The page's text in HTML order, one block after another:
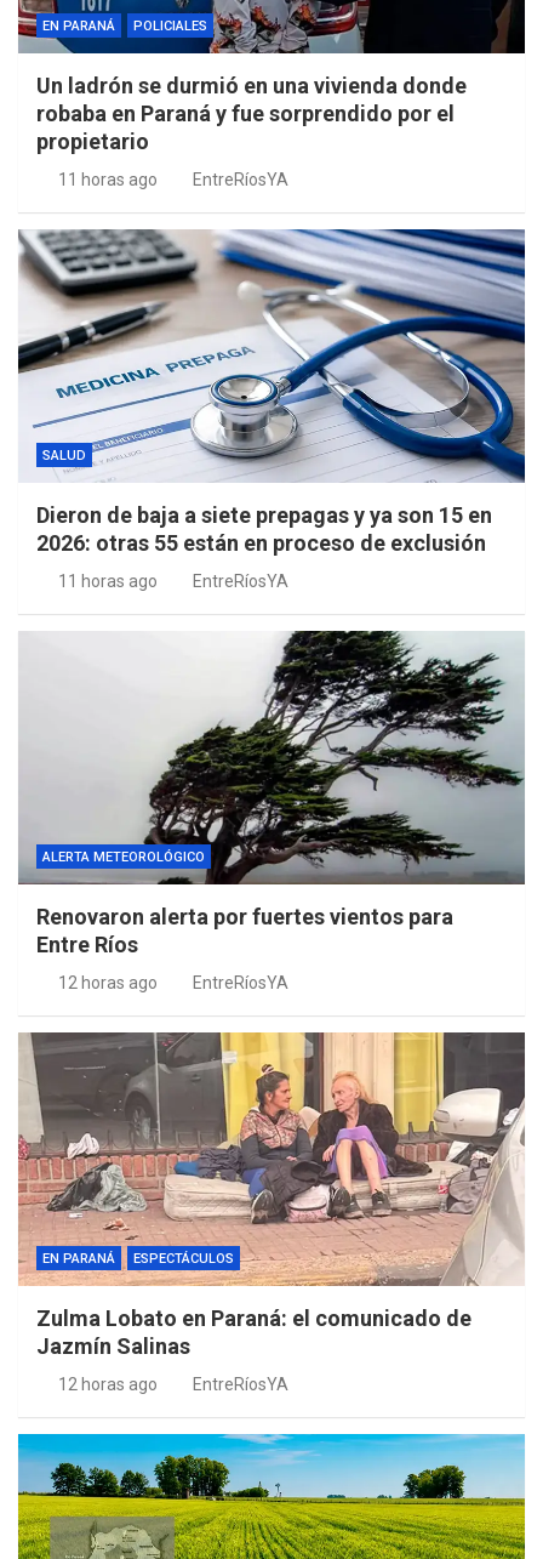
EN PARANÁ POLICIALES
Un ladrón se durmió en una vivienda donde
robaba en Paraná y fue sorprendido por el
propietario
11 horas ago EntreRíosYA
SALUD
Dieron de baja a siete prepagas y ya son 15 en
2026: otras 55 están en proceso de exclusión
11 horas ago EntreRíosYA
ALERTA METEOROLÓGICO
Renovaron alerta por fuertes vientos para
Entre Ríos
12 horas ago EntreRíosYA
EN PARANÁ ESPECTÁCULOS
Zulma Lobato en Paraná: el comunicado de
Jazmín Salinas
12 horas ago EntreRíosYA